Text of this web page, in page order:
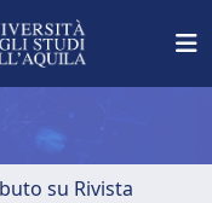
su Rivista